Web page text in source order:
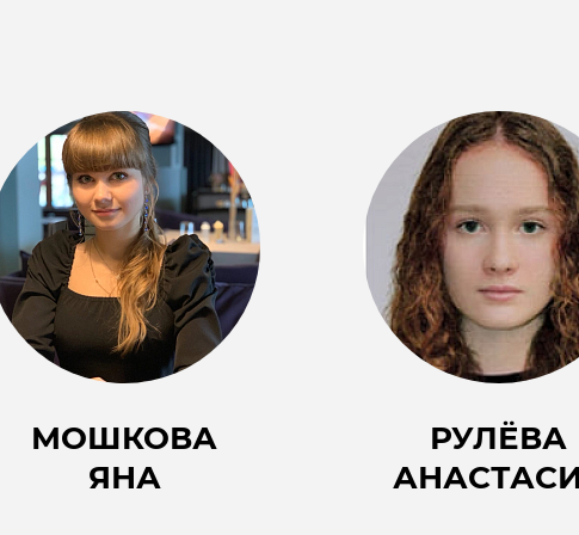
МОШКОВА
ЯНА
РУЛЁВА